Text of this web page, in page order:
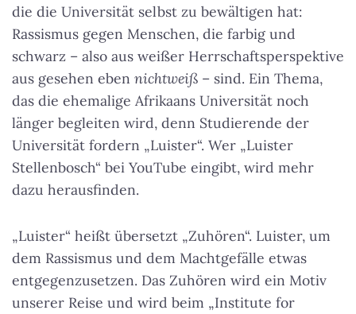
die die Universität selbst zu bewältigen hat:
Rassismus gegen Menschen, die farbig und
schwarz – also aus weißer Herrschaftsperspektive
aus gesehen eben nichtweiß – sind. Ein Thema,
das die ehemalige Afrikaans Universität noch
länger begleiten wird, denn Studierende der
Universität fordern „Luister“. Wer „Luister
Stellenbosch“ bei YouTube eingibt, wird mehr
dazu herausfinden.
„Luister“ heißt übersetzt „Zuhören“. Luister, um
dem Rassismus und dem Machtgefälle etwas
entgegenzusetzen. Das Zuhören wird ein Motiv
unserer Reise und wird beim „Institute for